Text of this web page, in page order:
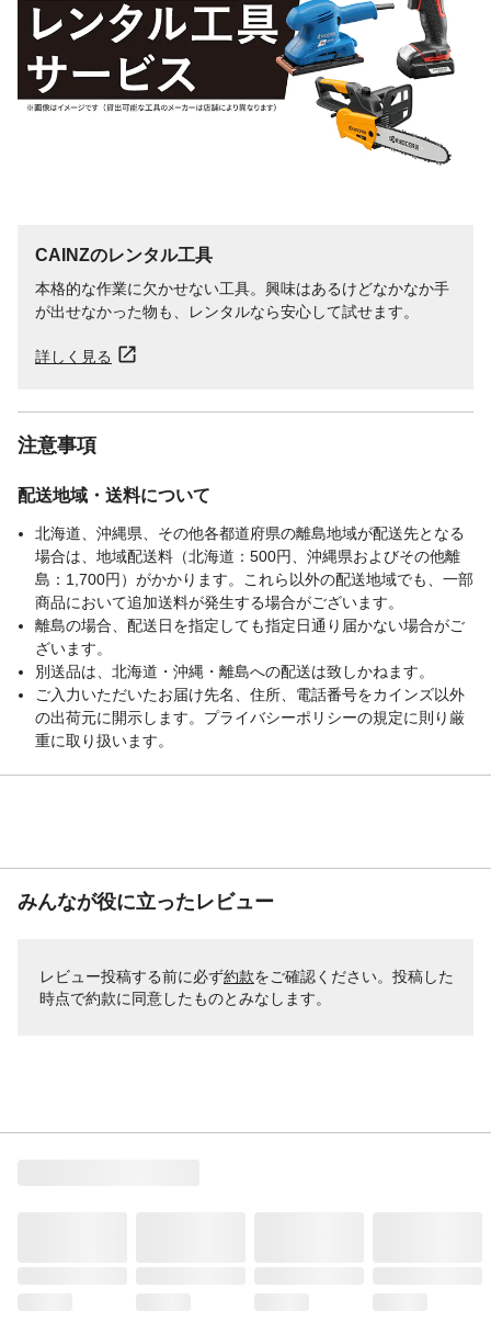
CAINZのレンタル工具
本格的な作業に欠かせない工具。興味はあるけどなかなか手
が出せなかった物も、レンタルなら安心して試せます。
詳しく見る
注意事項
配送地域・送料について
北海道、沖縄県、その他各都道府県の離島地域が配送先となる
場合は、地域配送料（北海道：500円、沖縄県およびその他離
島：1,700円）がかかります。これら以外の配送地域でも、一部
商品において追加送料が発生する場合がございます。
離島の場合、配送日を指定しても指定日通り届かない場合がご
ざいます。
別送品は、北海道・沖縄・離島への配送は致しかねます。
ご入力いただいたお届け先名、住所、電話番号をカインズ以外
の出荷元に開示します。プライバシーポリシーの規定に則り厳
重に取り扱います。
みんなが役に立ったレビュー
レビュー投稿する前に必ず約款をご確認ください。投稿した
時点で約款に同意したものとみなします。